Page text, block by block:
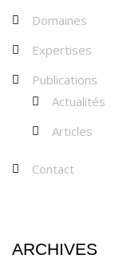
Domaines
Expertises
Publications
Actualités
Articles
Contact
ARCHIVES